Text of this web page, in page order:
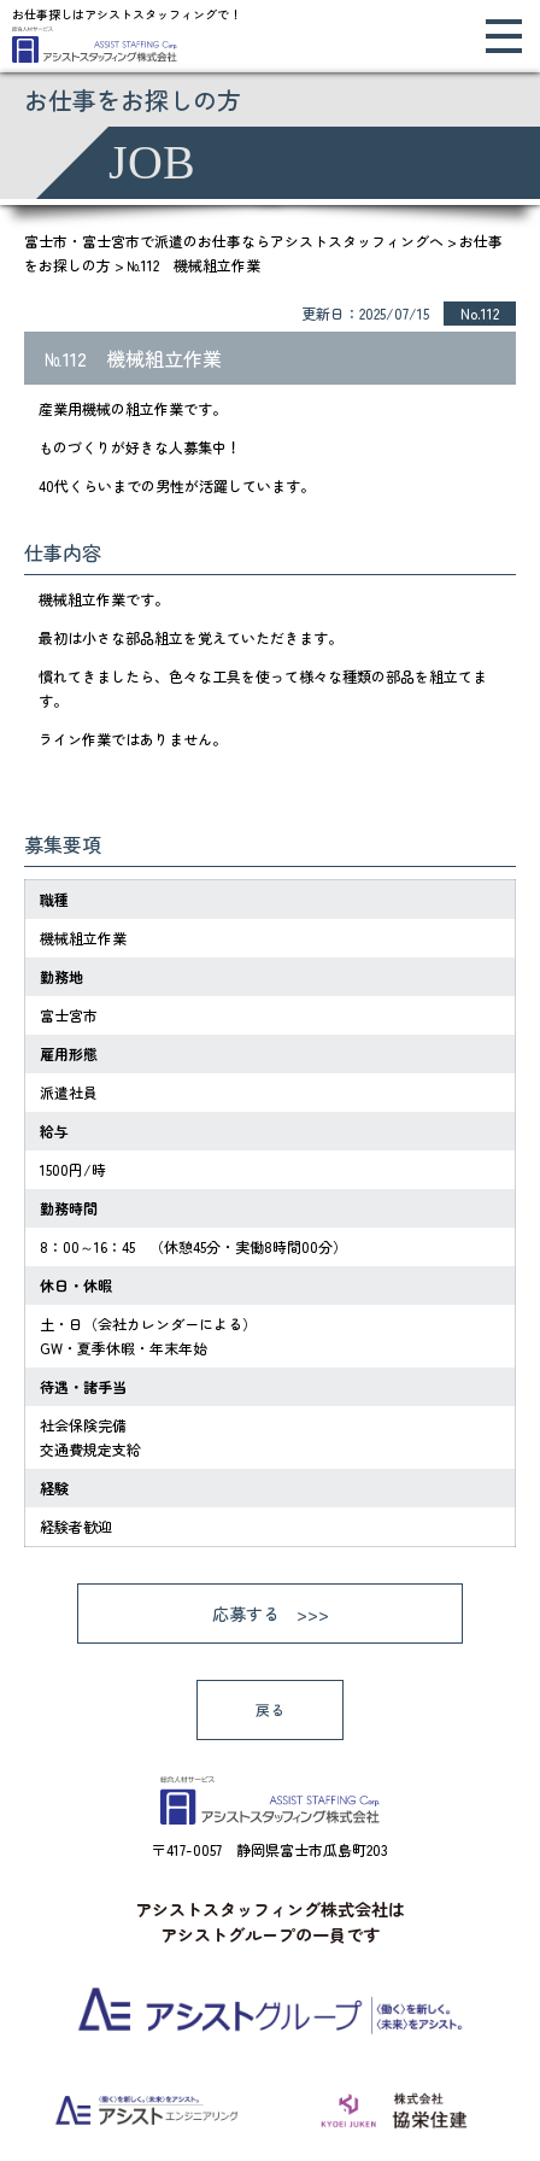
お仕事探しはアシストスタッフィングで！
お仕事をお探しの方
JOB
富士市・富士宮市で派遣のお仕事ならアシストスタッフィングへ > お仕事
をお探しの方 > №112 機械組立作業
No.112
更新日：2025/07/15
№112 機械組立作業
産業用機械の組立作業です。
ものづくりが好きな人募集中！
40代くらいまでの男性が活躍しています。
仕事内容
機械組立作業です。
最初は小さな部品組立を覚えていただきます。
慣れてきましたら、色々な工具を使って様々な種類の部品を組立てま
す。
ライン作業ではありません。
募集要項
職種
機械組立作業
勤務地
富士宮市
雇用形態
派遣社員
給与
1500円/時
勤務時間
8：00～16：45 （休憩45分・実働8時間00分）
休日・休暇
土・日（会社カレンダーによる）
GW・夏季休暇・年末年始
待遇・諸手当
社会保険完備
交通費規定支給
経験
経験者歓迎
応募する
戻る
〒417-0057 静岡県富士市瓜島町203
アシストスタッフィング株式会社は
アシストグループの一員です